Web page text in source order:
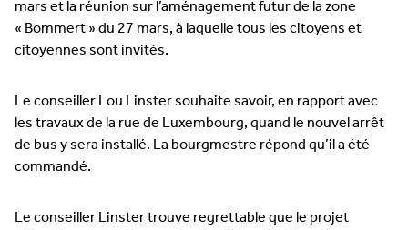
mars et la réunion sur l’aménagement futur de la zone
« Bommert » du 27 mars, à laquelle tous les citoyens et
citoyennes sont invités.
Le conseiller Lou Linster souhaite savoir, en rapport avec
les travaux de la rue de Luxembourg, quand le nouvel arrêt
de bus y sera installé. La bourgmestre répond qu’il a été
commandé.
Le conseiller Linster trouve regrettable que le projet